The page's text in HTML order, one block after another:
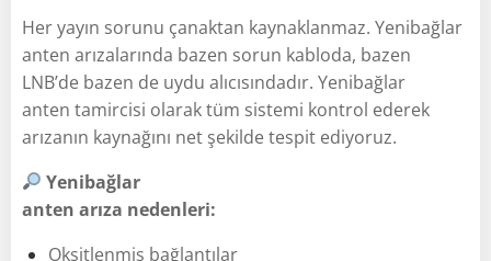
Her yayın sorunu çanaktan kaynaklanmaz. Yenibağlar
anten arızalarında bazen sorun kabloda, bazen
LNB’de bazen de uydu alıcısındadır. Yenibağlar
anten tamircisi olarak tüm sistemi kontrol ederek
arızanın kaynağını net şekilde tespit ediyoruz.
Yenibağlar
anten arıza nedenleri:
Oksitlenmiş bağlantılar